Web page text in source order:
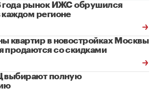
года рынок ИЖС обрушился
каждом регионе
квартир в новостройках Москвы
продаются со скидками
выбирают полную